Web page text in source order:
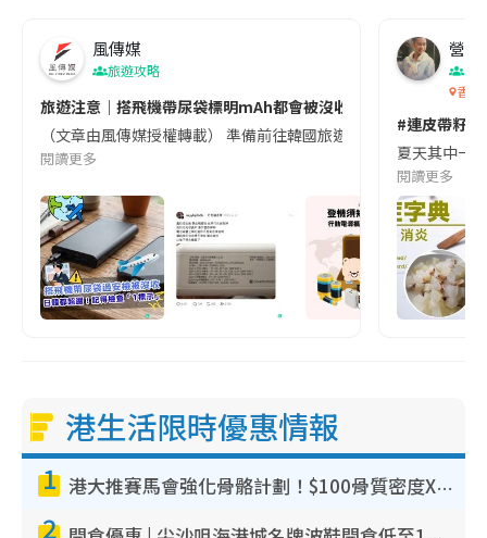
風傳媒
旅遊攻略
旅遊注意｜搭飛機帶尿袋標明mAh都會被沒收😱出發前切記檢查
（文章由風傳媒授權轉載） 準備前往韓國旅遊的民眾，近期要
閱讀更多
營養
香港
#連皮帶籽
夏天其中一
閱讀更多
港生活限時優惠情報
1 港大推賽馬會強化骨骼計劃！$100骨質密度X光檢查 完成免費運動訓練送超市禮券！附參加資格
2